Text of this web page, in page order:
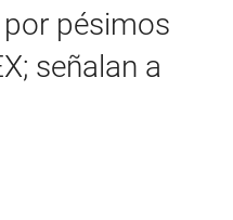
pésimos
señalan a